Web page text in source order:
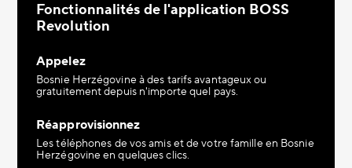
Fonctionnalités de l'application BOSS
Revolution
Appelez
Bosnie Herzégovine à des tarifs avantageux ou
gratuitement depuis n'importe quel pays.
Réapprovisionnez
Les téléphones de vos amis et de votre famille en Bosnie
Herzégovine en quelques clics.